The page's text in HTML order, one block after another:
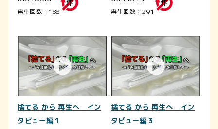
再生回数：188 再生回数：291
捨てる から 再生へ イン
タビュー編１
捨てる から 再生へ イン
タビュー編３